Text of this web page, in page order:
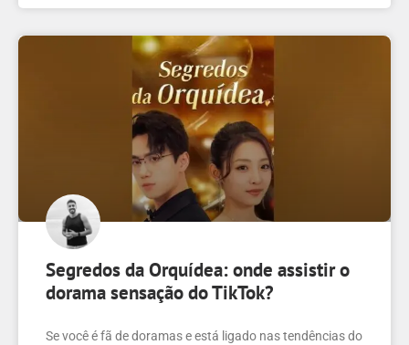
Segredos da Orquídea: onde assistir o
dorama sensação do TikTok?
Se você é fã de doramas e está ligado nas tendências do